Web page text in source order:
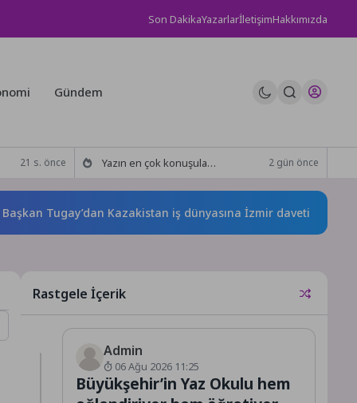
Son DakikaYazarlarİletişimHakkımızda
Gündem
21 s. önce Yazın en çok konuşulan tatil kareleri bu sezon Ethno Belek’ten geldi 2 gün önce
Tugay’dan Kazakistan iş dünyasına İzmir daveti
Rastgele İçerik
Admin
06 Ağu 2026 11:25
Büyükşehir’in Yaz Okulu hem